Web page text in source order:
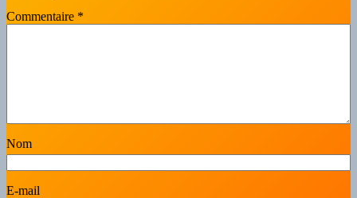
Commentaire *
Nom
E-mail